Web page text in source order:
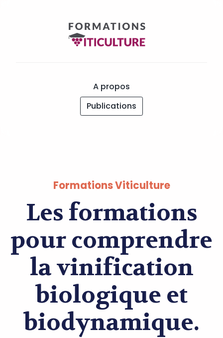
A propos
Publications
Formations Viticulture
Les formations
pour comprendre
la vinification
biologique et
biodynamique.